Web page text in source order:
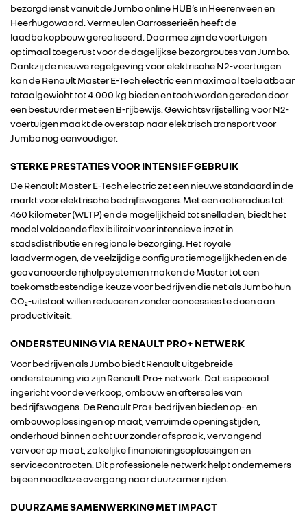
RENAULT GROUP
RENAULT
bezorgdienst vanuit de Jumbo online HUB’s in Heerenveen en
Heerhugowaard. Vermeulen Carrosserieën heeft de
laadbakopbouw gerealiseerd. Daarmee zijn de voertuigen
optimaal toegerust voor de dagelijkse bezorgroutes van Jumbo.
Dankzij de nieuwe regelgeving voor elektrische N2-voertuigen
kan de Renault Master E-Tech electric een maximaal toelaatbaar
totaalgewicht tot 4.000 kg bieden en toch worden gereden door
een bestuurder met een B-rijbewijs. Gewichtsvrijstelling voor N2-
voertuigen maakt de overstap naar elektrisch transport voor
Jumbo nog eenvoudiger.
STERKE PRESTATIES VOOR INTENSIEF GEBRUIK
De Renault Master E-Tech electric zet een nieuwe standaard in de
markt voor elektrische bedrijfswagens. Met een actieradius tot
460 kilometer (WLTP) en de mogelijkheid tot snelladen, biedt het
model voldoende flexibiliteit voor intensieve inzet in
stadsdistributie en regionale bezorging. Het royale
laadvermogen, de veelzijdige configuratiemogelijkheden en de
geavanceerde rijhulpsystemen maken de Master tot een
toekomstbestendige keuze voor bedrijven die net als Jumbo hun
CO₂-uitstoot willen reduceren zonder concessies te doen aan
productiviteit.
ONDERSTEUNING VIA RENAULT PRO+ NETWERK
Voor bedrijven als Jumbo biedt Renault uitgebreide
ondersteuning via zijn Renault Pro+ netwerk. Dat is speciaal
ingericht voor de verkoop, ombouw en aftersales van
bedrijfswagens. De Renault Pro+ bedrijven bieden op- en
ombouwoplossingen op maat, verruimde openingstijden,
onderhoud binnen acht uur zonder afspraak, vervangend
vervoer op maat, zakelijke financieringsoplossingen en
servicecontracten. Dit professionele netwerk helpt ondernemers
bij een naadloze overgang naar duurzamer rijden.
DUURZAME SAMENWERKING MET IMPACT